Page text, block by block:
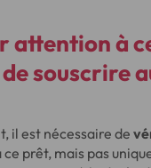
attention à
souscrire
il est nécessaire de
ce prêt, mais pas